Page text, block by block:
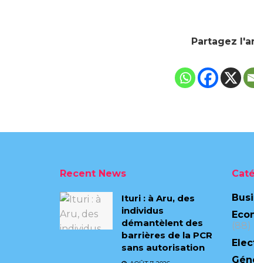
Partagez
Recent News
Ituri : à Aru, des
individus
démantèlent des
barrières de la PCR
sans autorisation
(88)